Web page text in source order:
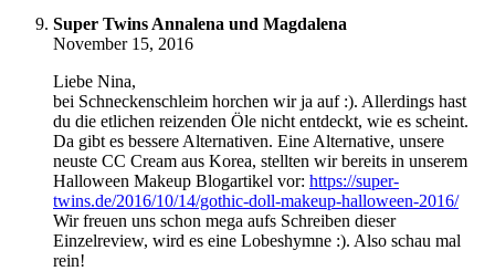
Super Twins Annalena und Magdalena
November 15, 2016
Liebe Nina,
bei Schneckenschleim horchen wir ja auf :). Allerdings hast
du die etlichen reizenden Öle nicht entdeckt, wie es scheint.
Da gibt es bessere Alternativen. Eine Alternative, unsere
neuste CC Cream aus Korea, stellten wir bereits in unserem
Halloween Makeup Blogartikel vor: https://super-
twins.de/2016/10/14/gothic-doll-makeup-halloween-2016/
Wir freuen uns schon mega aufs Schreiben dieser
Einzelreview, wird es eine Lobeshymne :). Also schau mal
rein!